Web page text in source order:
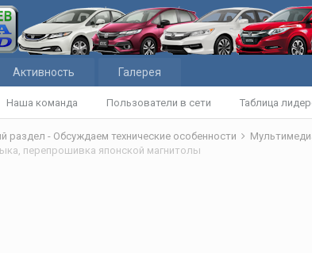
Наша команда Пользователи в сети Таблица
Активность Галерея
раздел - Обсуждаем технические особенности
перепрошивка японской магнитолы